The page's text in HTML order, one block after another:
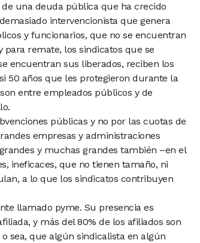
de una deuda pública que ha crecido
demasiado intervencionista que genera
y funcionarios, que no se encuentran
para remate, los sindicatos que se
encuentran sus liberados, reciben los
50 años que les protegieron durante la
entre empleados públicos y de
públicas y no por las cuotas de
empresas y administraciones
y muchas grandes también –en el
ineficaces, que no tienen tamaño, ni
a lo que los sindicatos contribuyen
llamado pyme. Su presencia es
y más del 80% de los afiliados son
sea, que algún sindicalista en algún